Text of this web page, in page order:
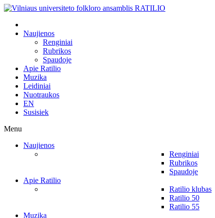
Naujienos
Renginiai
Rubrikos
Spaudoje
Apie Ratilio
Muzika
Leidiniai
Nuotraukos
EN
Susisiek
Menu
Naujienos
Renginiai
Rubrikos
Spaudoje
Apie Ratilio
Ratilio klubas
Ratilio 50
Ratilio 55
Muzika